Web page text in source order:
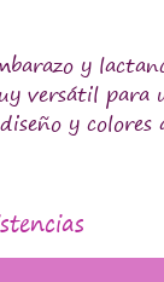
y
versátil para
y colores